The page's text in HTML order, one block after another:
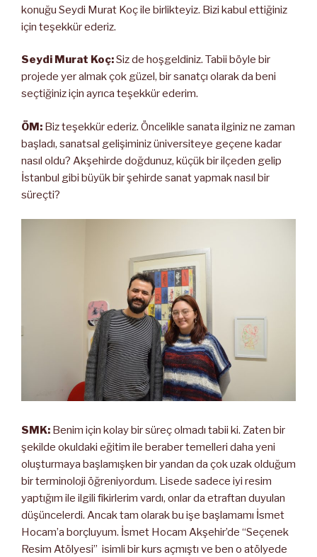
konuğu Seydi Murat Koç ile birlikteyiz. Bizi kabul ettiğiniz
için teşekkür ederiz.
Seydi Murat Koç:Siz de hoşgeldiniz. Tabii böyle bir
projede yer almak çok güzel, bir sanatçı olarak da beni
seçtiğiniz için ayrıca teşekkür ederim.
ÖM: Biz teşekkür ederiz. Öncelikle sanata ilginiz ne zaman
başladı, sanatsal gelişiminiz üniversiteye geçene kadar
nasıl oldu? Akşehirde doğdunuz, küçük bir ilçeden gelip
İstanbul gibi büyük bir şehirde sanat yapmak nasıl bir
süreçti?
SMK: Benim için kolay bir süreç olmadı tabii ki. Zaten bir
şekilde okuldaki eğitim ile beraber temelleri daha yeni
oluşturmaya başlamışken bir yandan da çok uzak olduğum
bir terminoloji öğreniyordum. Lisede sadece iyi resim
yaptığım ile ilgili fikirlerim vardı, onlar da etraftan duyulan
düşüncelerdi. Ancak tam olarak bu işe başlamamı İsmet
Hocam’a borçluyum. İsmet Hocam Akşehir’de “Seçenek
Resim Atölyesi” isimli bir kurs açmıştı ve ben o atölyede